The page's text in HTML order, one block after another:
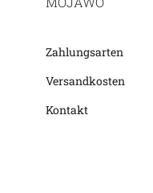
Zahlungsarten
Versandkosten
Kontakt